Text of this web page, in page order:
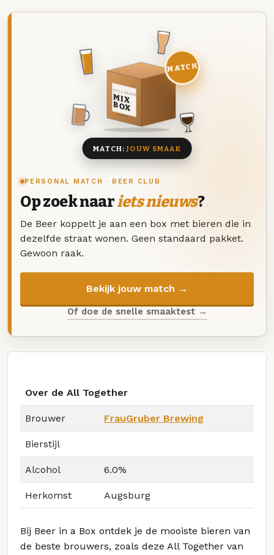
PERSONAL MATCH · BEER CLUB
Op zoek naariets nieuws?
De Beer koppelt je aan een box met bieren die in
dezelfde straat wonen. Geen standaard pakket.
Gewoon raak.
Bekijk jouw match →
Of doe de snelle smaaktest →
DEZE MAAND
MIX
BOX
8 BIEREN
MATCH
MATCH:JOUW SMAAK
Over de All Together
Brouwer FrauGruber Brewing
Bierstijl
Alcohol 6.0%
Herkomst Augsburg
Bij Beer in a Box ontdek je de mooiste bieren van
de beste brouwers, zoals deze All Together van